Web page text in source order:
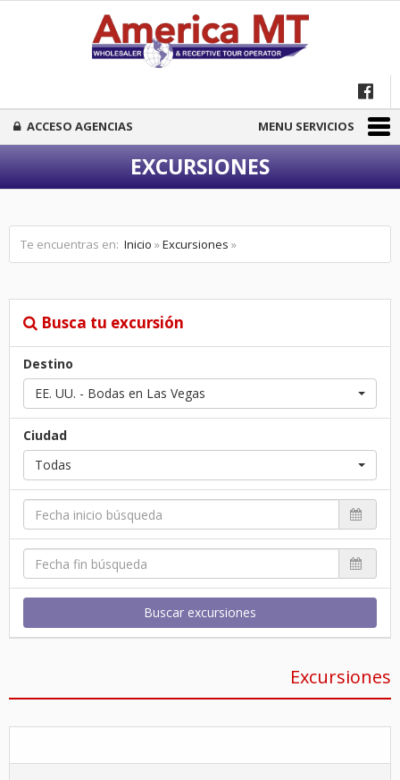
ACCESO AGENCIAS MENU SERVICIOS
EXCURSIONES
Te encuentras en: Inicio »Excursiones »
Busca tu excursión
Destino
EE. UU. - Bodas en Las Vegas
Ciudad
Todas
Buscar excursiones
Excursiones